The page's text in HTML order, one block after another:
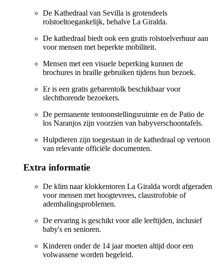
De Kathedraal van Sevilla is grotendeels
rolstoeltoegankelijk, behalve La Giralda.
De kathedraal biedt ook een gratis rolstoelverhuur aan
voor mensen met beperkte mobiliteit.
Mensen met een visuele beperking kunnen de
brochures in braille gebruiken tijdens hun bezoek.
Er is een gratis gebarentolk beschikbaar voor
slechthorende bezoekers.
De permanente tentoonstellingsruimte en de Patio de
los Naranjos zijn voorzien van babyverschoontafels.
Hulpdieren zijn toegestaan in de kathedraal op vertoon
van relevante officiële documenten.
Extra informatie
De klim naar klokkentoren La Giralda wordt afgeraden
voor mensen met hoogtevrees, claustrofobie of
ademhalingsproblemen.
De ervaring is geschikt voor alle leeftijden, inclusief
baby's en senioren.
Kinderen onder de 14 jaar moeten altijd door een
volwassene worden begeleid.